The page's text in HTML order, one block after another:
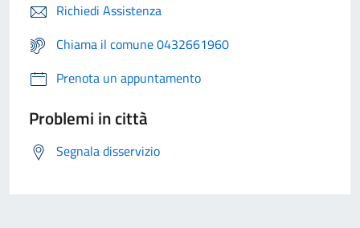
Richiedi Assistenza
Chiama il comune 0432661960
Prenota un appuntamento
Problemi in città
Segnala disservizio